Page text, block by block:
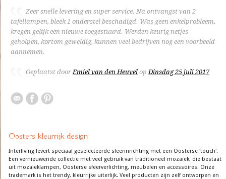
Zeer snelle levering en super service. Na ontvangst van 2
tafellampen, bleek 1 onderstel beschadigd. Was geen enkelprobleem,
kregen gelijk een nieuwe toegestuurd. Werden keurig netjes
geholpen, kortom geweldig, kunnen veel bedrijven nog een voorbeeld
aannemen.
Geplaatst doorEmiel van den Heuvel opDinsdag 25 juli 2017
Oosters kleurrijk design
Interliving levert speciaal geselecteerde sfeerinrichting met een Oosterse 'touch'.
Een vernieuwende collectie met veel gebruik van traditioneel mozaiek, die bestaat
uit mozaieklampen, Oosterse sfeerverlichting, meubelen en accessoires. Onze
trademark is het trendy, kleurrijke uiterlijk. Veel producten zijn zelf ontworpen en